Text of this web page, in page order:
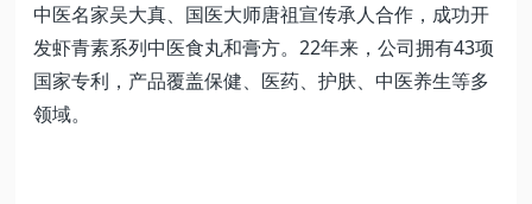
中医名家吴大真、国医大师唐祖宣传承人合作，成功开
发虾青素系列中医食丸和膏方。22年来，公司拥有43项
国家专利，产品覆盖保健、医药、护肤、中医养生等多
领域。